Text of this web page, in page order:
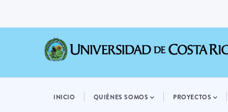
NAVIGATION
INICIO QUIÉNES SOMOS PROYECTOS